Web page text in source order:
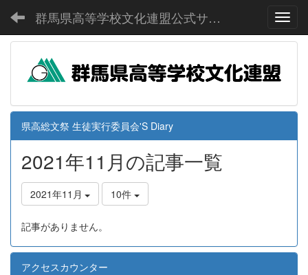
群馬県高等学校文化連盟公式サイト
県高総文祭 生徒実行委員会'S Diary
2021年11月の記事一覧
2021年11月 10件
記事がありません。
アクセスカウンター